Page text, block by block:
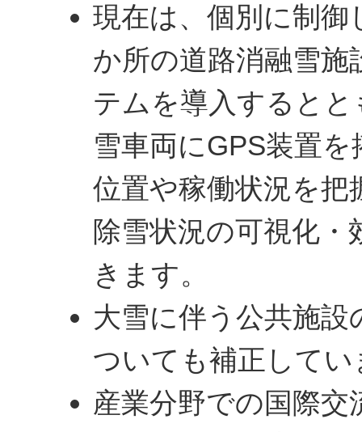
現在は、個別に制御
か所の道路消融雪施
テムを導入すると
雪車両にGPS装置
位置や稼働状況を把
除雪状況の可視化
きます。
大雪に伴う公共施設
ついても補正してい
産業分野での国際交